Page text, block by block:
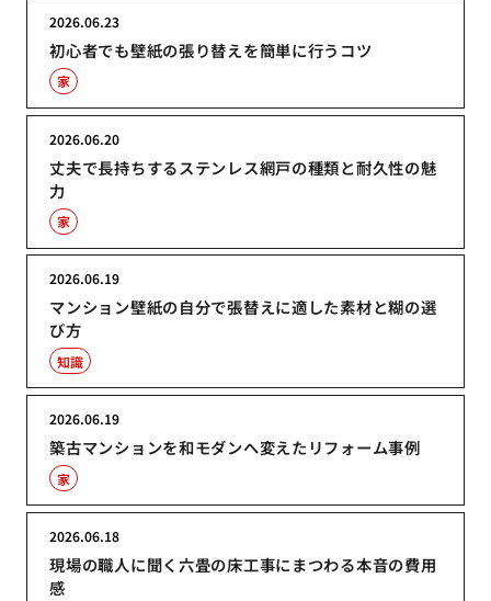
初心者でも壁紙の張り替えを簡単に行うコツ
2026.06.23
家
丈夫で長持ちするステンレス網戸の種類と耐久性の魅
力
2026.06.20
家
マンション壁紙の自分で張替えに適した素材と糊の選
び方
2026.06.19
知識
築古マンションを和モダンへ変えたリフォーム事例
2026.06.19
家
現場の職人に聞く六畳の床工事にまつわる本音の費用
感
2026.06.18